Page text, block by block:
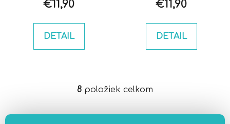
€11,90
DETAIL
€11,90
DETAIL
O
l
8 položiek celkom